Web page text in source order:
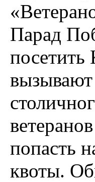
Парад
вызывают
попасть
квоты.